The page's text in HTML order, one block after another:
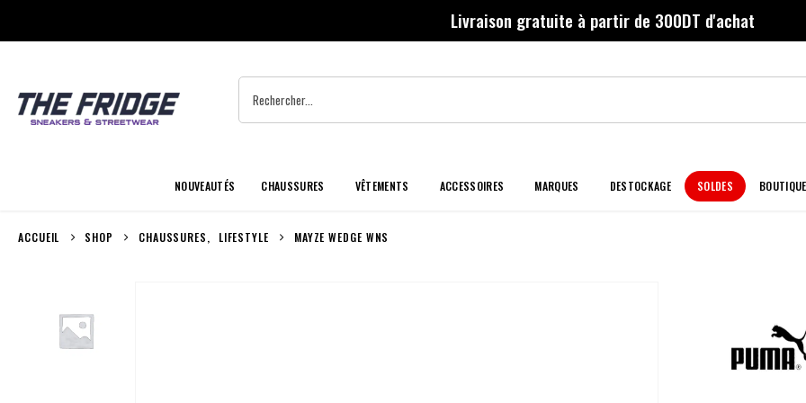
Livraison gratuite à partir de 300DT d'achat
NOUVEAUTÉS CHAUSSURES VÊTEMENTS ACCESSOIRES MARQUES DESTOCKAGE SOLDES
ACCUEIL SHOP CHAUSSURES, LIFESTYLE MAYZE WEDGE WNS